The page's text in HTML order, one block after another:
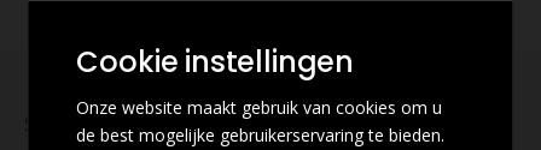
Schrijf u in voor onze nieuwsbrief
Cookie instellingen
Onze website maakt gebruik van cookies om u
de best mogelijke gebruikerservaring te bieden.